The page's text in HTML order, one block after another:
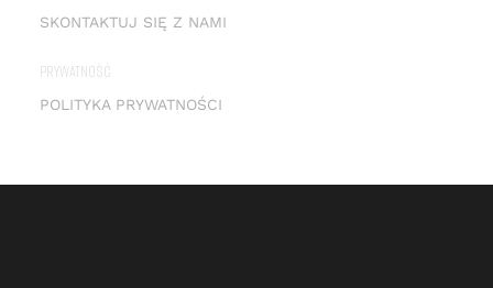
SKONTAKTUJ SIĘ Z NAMI
PRYWATNOŚĆ
POLITYKA PRYWATNOŚCI